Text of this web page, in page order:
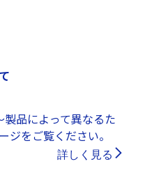
品によって異なるた
ジをご覧ください。
詳しく見る